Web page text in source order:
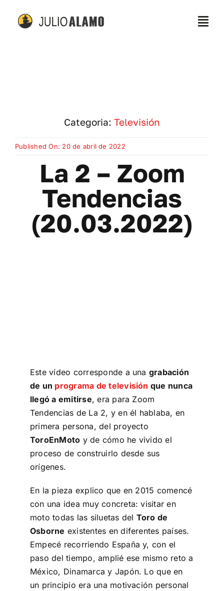
Charlas / Conferencias
Contacto
Categoria: Televisión
Published On: 20 de abril de 2022
La 2 – Zoom
Tendencias
(20.03.2022)
Este vídeo corresponde a una grabación
de un programa de televisión que nunca
llegó a emitirse, era para Zoom
Tendencias de La 2, y en él hablaba, en
primera persona, del proyecto
ToroEnMoto y de cómo he vivido el
proceso de construirlo desde sus
orígenes.
En la pieza explico que en 2015 comencé
con una idea muy concreta: visitar en
moto todas las siluetas del Toro de
Osborne existentes en diferentes países.
Empecé recorriendo España y, con el
paso del tiempo, amplié ese mismo reto a
México, Dinamarca y Japón. Lo que en
un principio era una motivación personal